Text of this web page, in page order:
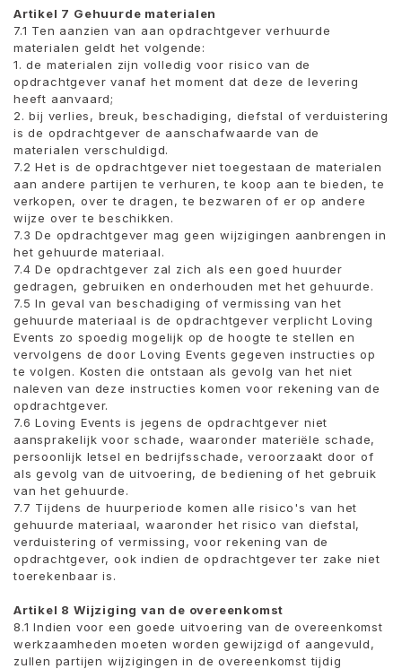
Artikel 7 Gehuurde materialen
7.1 Ten aanzien van aan opdrachtgever verhuurde
materialen geldt het volgende:
1. de materialen zijn volledig voor risico van de
opdrachtgever vanaf het moment dat deze de levering
heeft aanvaard;
2. bij verlies, breuk, beschadiging, diefstal of verduistering
is de opdrachtgever de aanschafwaarde van de
materialen verschuldigd.
7.2 Het is de opdrachtgever niet toegestaan ​​de materialen
aan andere partijen te verhuren, te koop aan te bieden, te
verkopen, over te dragen, te bezwaren of er op andere
wijze over te beschikken.
7.3 De opdrachtgever mag geen wijzigingen aanbrengen in
het gehuurde materiaal.
7.4 De opdrachtgever zal zich als een goed huurder
gedragen, gebruiken en onderhouden met het gehuurde.
7.5 In geval van beschadiging of vermissing van het
gehuurde materiaal is de opdrachtgever verplicht Loving
Events zo spoedig mogelijk op de hoogte te stellen en
vervolgens de door Loving Events gegeven instructies op
te volgen. Kosten die ontstaan ​​als gevolg van het niet
naleven van deze instructies komen voor rekening van de
opdrachtgever.
7.6 Loving Events is jegens de opdrachtgever niet
aansprakelijk voor schade, waaronder materiële schade,
persoonlijk letsel en bedrijfsschade, veroorzaakt door of
als gevolg van de uitvoering, de bediening of het gebruik
van het gehuurde.
7.7 Tijdens de huurperiode komen alle risico's van het
gehuurde materiaal, waaronder het risico van diefstal,
verduistering of vermissing, voor rekening van de
opdrachtgever, ook indien de opdrachtgever ter zake niet
toerekenbaar is.
Artikel 8 Wijziging van de overeenkomst
8.1 Indien voor een goede uitvoering van de overeenkomst
werkzaamheden moeten worden gewijzigd of aangevuld,
zullen partijen wijzigingen in de overeenkomst tijdig